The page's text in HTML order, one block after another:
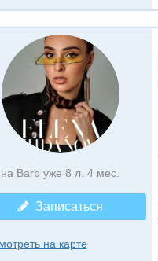
на Barb уже 8 л. 4 мес.
Записаться
на карте